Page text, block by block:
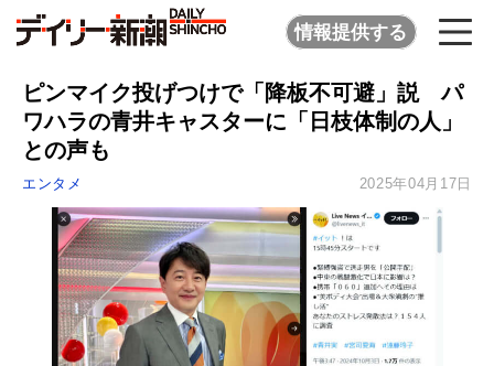
情報提供する
ピンマイク投げつけで「降板不可避」説 パ
ワハラの青井キャスターに「日枝体制の人」
との声も
エンタメ 2025年04月17日